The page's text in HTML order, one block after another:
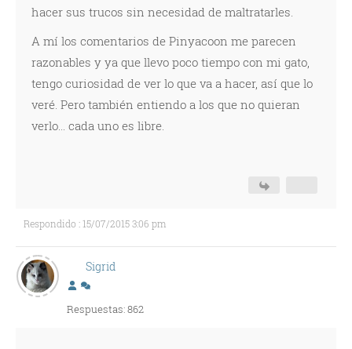
hacer sus trucos sin necesidad de maltratarles.
A mí los comentarios de Pinyacoon me parecen
razonables y ya que llevo poco tiempo con mi gato,
tengo curiosidad de ver lo que va a hacer, así que lo
veré. Pero también entiendo a los que no quieran
verlo... cada uno es libre.
Respondido : 15/07/2015 3:06 pm
Sigrid
Respuestas: 862